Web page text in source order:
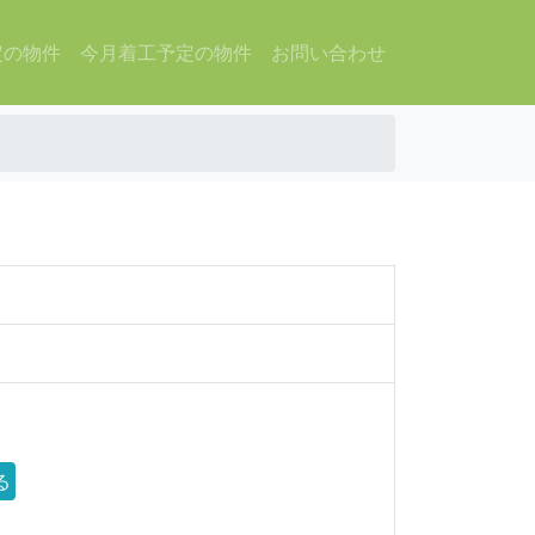
物件 今月着工予定の物件 お問い合わせ